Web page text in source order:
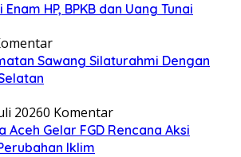
HP, BPKB dan Uang Tunai
Sawang Silaturahmi Dengan
20260 Komentar
Aceh Gelar FGD Rencana Aksi
Iklim